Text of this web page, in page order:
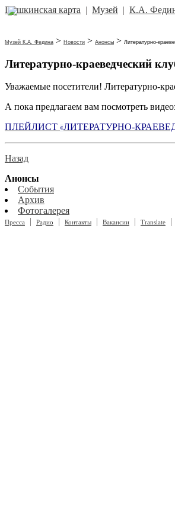
Пушкинская карта | Музей | К.А.
Музей К.А. Федина > Новости > Анонсы > Литературно-
Литературно-краеведческий
Уважаемые посетители! Литературно-
А пока предлагаем вам посмотреть
ПЛЕЙЛИСТ «ЛИТЕРАТУРНО-
Назад
Анонсы
События
Архив
Фотогалерея
Пресса | Радио | Контакты | Вакансии | Translate |